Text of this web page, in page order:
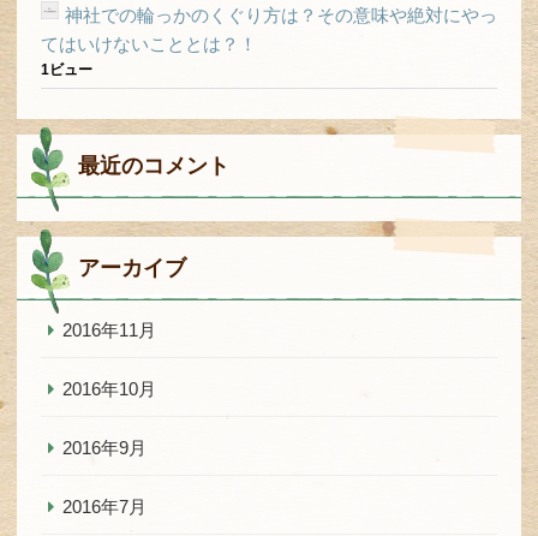
神社での輪っかのくぐり方は？その意味や絶対にやっ
てはいけないこととは？！
1ビュー
最近のコメント
アーカイブ
2016年11月
2016年10月
2016年9月
2016年7月